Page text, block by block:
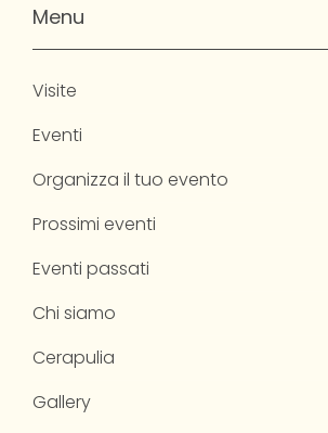
Menu
Visite
Eventi
Organizza il tuo evento
Prossimi eventi
Eventi passati
Chi siamo
Cerapulia
Gallery